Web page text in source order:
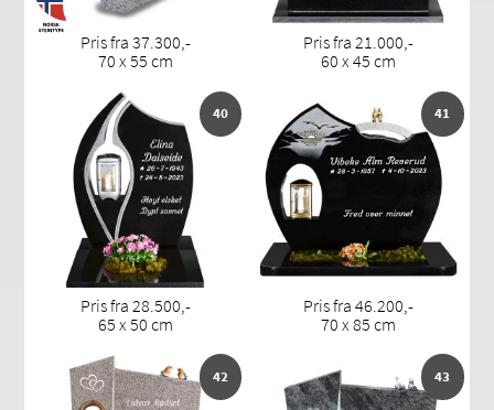
Pris fra 37.300,-
70 x 55 cm
Pris fra 21.000,-
60 x 45 cm
40
Pris fra 28.500,-
65 x 50 cm
41
Pris fra 46.200,-
70 x 85 cm
42 43